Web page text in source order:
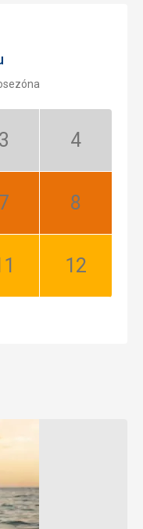
Březen:
Duben:
Červenec:
Srpen:
Listopad:
Prosinec: